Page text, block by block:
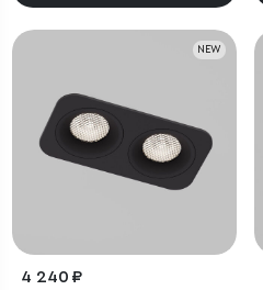
NEW
4 240 ₽